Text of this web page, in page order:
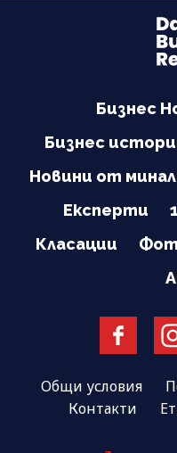
Бизнес
Бизнес
Новини от
Експерти
Класации
Общи условия
Контакти